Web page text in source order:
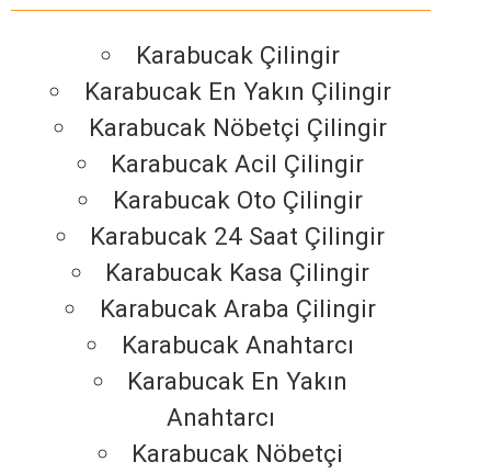
Karabucak Çilingir
Karabucak En Yakın Çilingir
Karabucak Nöbetçi Çilingir
Karabucak Acil Çilingir
Karabucak Oto Çilingir
Karabucak 24 Saat Çilingir
Karabucak Kasa Çilingir
Karabucak Araba Çilingir
Karabucak Anahtarcı
Karabucak En Yakın
Anahtarcı
Karabucak Nöbetçi